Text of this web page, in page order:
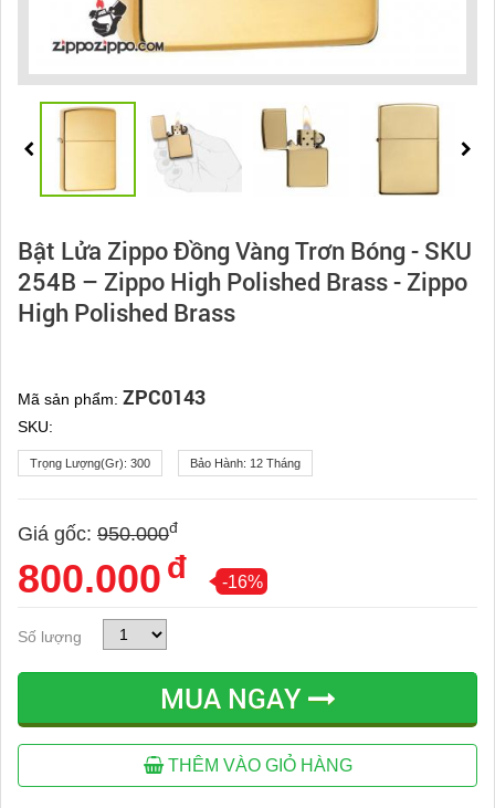
Bật Lửa Zippo Đồng Vàng Trơn Bóng - SKU
254B – Zippo High Polished Brass - Zippo
High Polished Brass
Mã sản phẩm: ZPC0143
SKU:
Trọng Lượng(gr): 300 Bảo Hành: 12 Tháng
Giá gốc: 950.000đ
800.000 đ -16%
Số lượng
MUA NGAY
THÊM VÀO GIỎ HÀNG